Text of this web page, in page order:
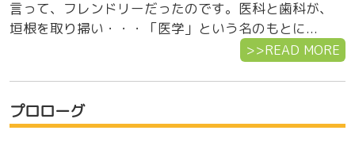
言って、フレンドリーだったのです。医科と歯科が、
垣根を取り掃い・・・「医学」という名のもとに...
>>READ MORE
プロローグ